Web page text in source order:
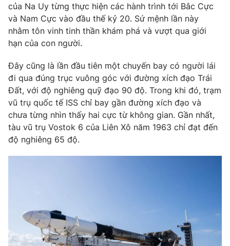
VTV Money VTV Thể thao
VTV Sức khoẻ
Thị trường 24h Tấm lòng Việt
VTV4 Vươn mình bằng AI
VTV9
THỜI BÁO VTV
của Na Uy từng thực hiện các hành trình tới Bắc Cực
và Nam Cực vào đầu thế kỷ 20. Sứ mệnh lần này
nhằm tôn vinh tinh thần khám phá và vượt qua giới
hạn của con người.
Đây cũng là lần đầu tiên một chuyến bay có người lái
đi qua đúng trục vuông góc với đường xích đạo Trái
Đất, với độ nghiêng quỹ đạo 90 độ. Trong khi đó, trạm
vũ trụ quốc tế ISS chỉ bay gần đường xích đạo và
chưa từng nhìn thấy hai cực từ không gian. Gần nhất,
tàu vũ trụ Vostok 6 của Liên Xô năm 1963 chỉ đạt đến
độ nghiêng 65 độ.